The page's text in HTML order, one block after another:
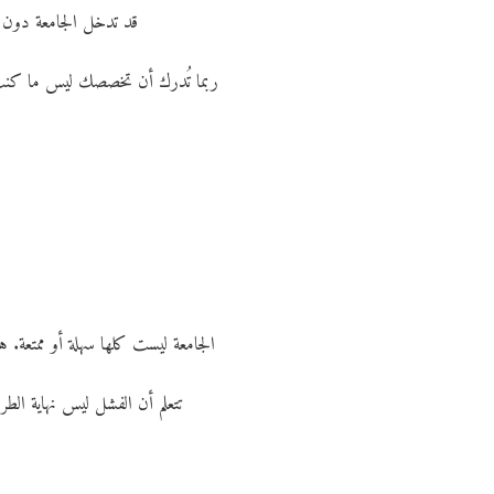
قد تدخل الجامعة
ربما تُدرك أن تخصصك ليس ما كنت
الجامعة ليست كلها سهلة أو
تتعلم أن الفشل ليس نهاية